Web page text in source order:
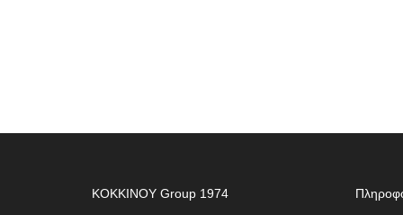
ΚΟΚΚΙΝΟΥ Group 1974